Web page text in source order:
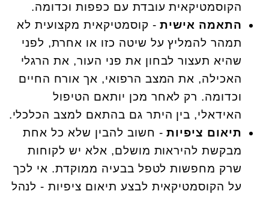
הקוסמטיקאית עובדת עם כפפות וכדומה.
התאמה אישית- קוסמטיקאית מקצועית לא
תמהר להמליץ על שיטה כזו או אחרת, לפני
שהיא תעצור לבחון את פני העור, את הרגלי
האכילה, את המצב הרפואי, אך אורח החיים
וכדומה. רק לאחר מכן יותאם הטיפול
האידאלי, בין היתר גם בהתאם למצב הכלכלי.
תיאום ציפיות- חשוב להבין שלא כל אחת
מבקשת להיראות מושלם, אלא יש לקוחות
שרק מחפשות לטפל בבעיה ממוקדת. אי לכך
על הקוסמטיקאית לבצע תיאום ציפיות - לנהל